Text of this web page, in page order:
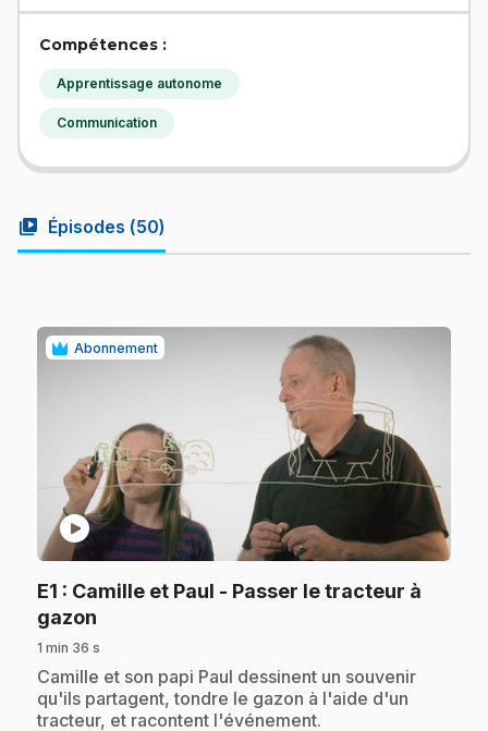
Compétences :
Apprentissage autonome
Communication
video_library Épisodes (50)
Abonnement
play_circle
E1 : Camille et Paul - Passer le tracteur à
gazon
1 min 36 s
.Camille et son papi Paul dessinent un souvenir
qu'ils partagent, tondre le gazon à l'aide d'un
tracteur, et racontent l'événement.